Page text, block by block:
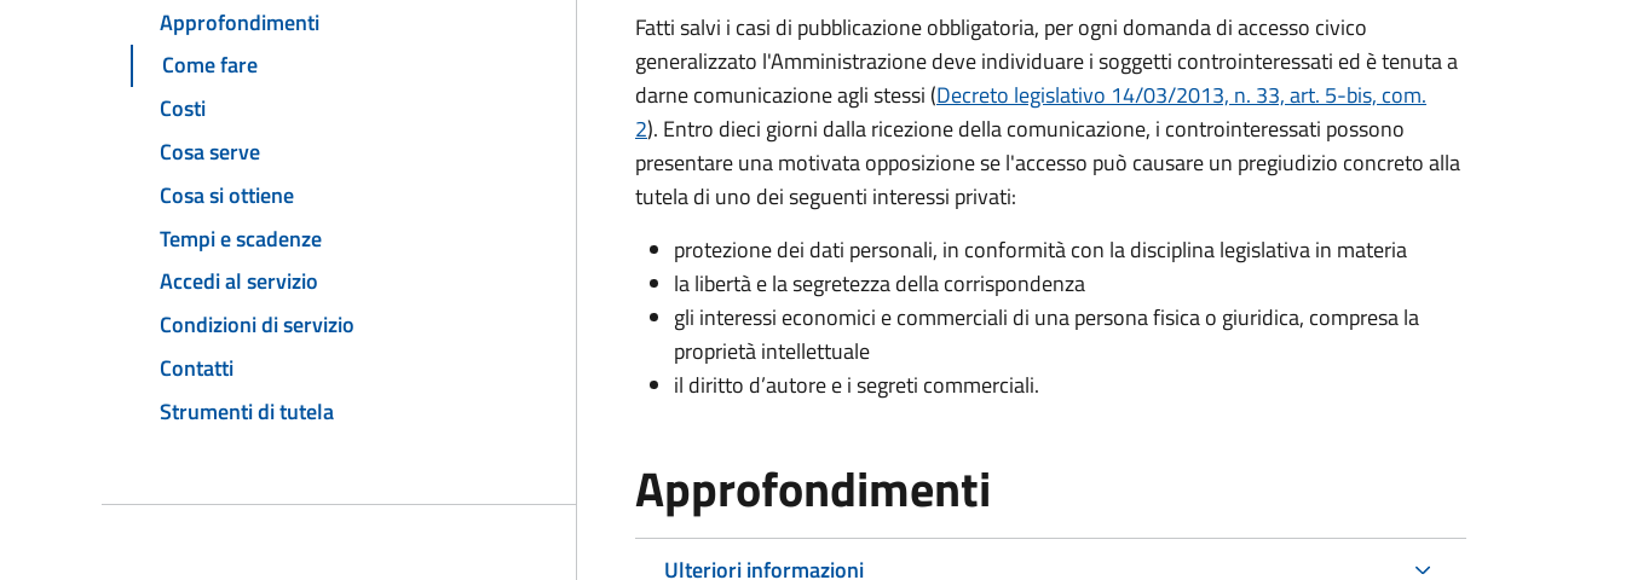
Approfondimenti
Come fare
Costi
Cosa serve
Cosa si ottiene
Tempi e scadenze
Accedi al servizio
Condizioni di servizio
Contatti
Strumenti di tutela
Fatti salvi i casi di pubblicazione obbligatoria, per ogni domanda di accesso civico
generalizzato l'Amministrazione deve individuare i soggetti controinteressati ed è tenuta a
darne comunicazione agli stessi (Decreto legislativo 14/03/2013, n. 33, art. 5-bis, com.
2). Entro dieci giorni dalla ricezione della comunicazione, i controinteressati possono
presentare una motivata opposizione se l'accesso può causare un pregiudizio concreto alla
tutela di uno dei seguenti interessi privati:
protezione dei dati personali, in conformità con la disciplina legislativa in materia
la libertà e la segretezza della corrispondenza
gli interessi economici e commerciali di una persona fisica o giuridica, compresa la
proprietà intellettuale
il diritto d’autore e i segreti commerciali.
Approfondimenti
Ulteriori informazioni